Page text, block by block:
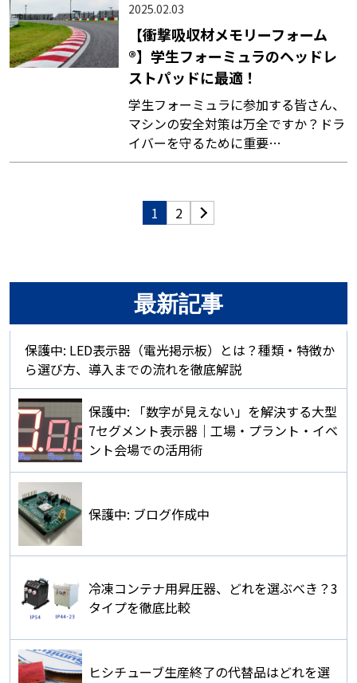
2025.02.03
【衝撃吸収材メモリーフォーム
®】学生フォーミュラのヘッドレ
ストパッドに最適！
学生フォーミュラに参加する皆さん、
マシンの安全対策は万全ですか？ドラ
イバーを守るために重要…
1 2
最新記事
保護中: LED表示器（電光掲示板）とは？種類・特徴か
ら選び方、導入までの流れを徹底解説
保護中: 「数字が見えない」を解決する大型
7セグメント表示器｜工場・プラント・イベ
ント会場での活用術
保護中: ブログ作成中
冷凍コンテナ用昇圧器、どれを選ぶべき？3
タイプを徹底比較
ヒシチューブ生産終了の代替品はどれを選